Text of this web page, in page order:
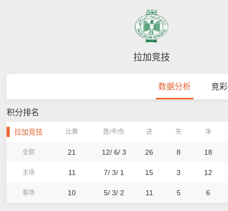
拉加竞技
数据分析 竞
积分排名
拉加竞技 比赛 胜/平/负 进 失 净
全部 21 12/ 6/ 3 26 8 18
主场 11 7/ 3/ 1 15 3 12
客场 10 5/ 3/ 2 11 5 6